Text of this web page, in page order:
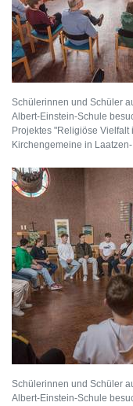
Schülerinnen und Schüler
Albert-Einstein-Schule
Projektes "Religiöse
Kirchengemeine in
Schülerinnen und Schüler
Albert-Einstein-Schule